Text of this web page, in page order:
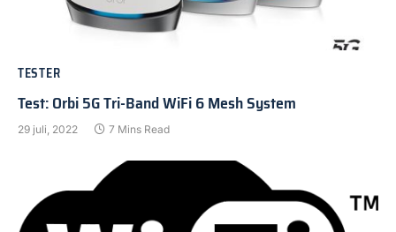
TESTER
Test: Orbi 5G Tri-Band WiFi 6 Mesh System
29 juli, 2022 7 Mins Read